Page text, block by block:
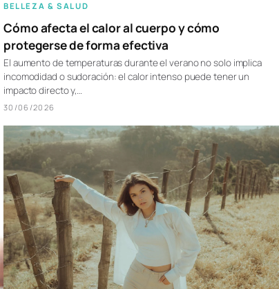
BELLEZA & SALUD
Cómo afecta el calor al cuerpo y cómo
protegerse de forma efectiva
El aumento de temperaturas durante el verano no solo implica
incomodidad o sudoración: el calor intenso puede tener un
impacto directo y,…
30/06/2026